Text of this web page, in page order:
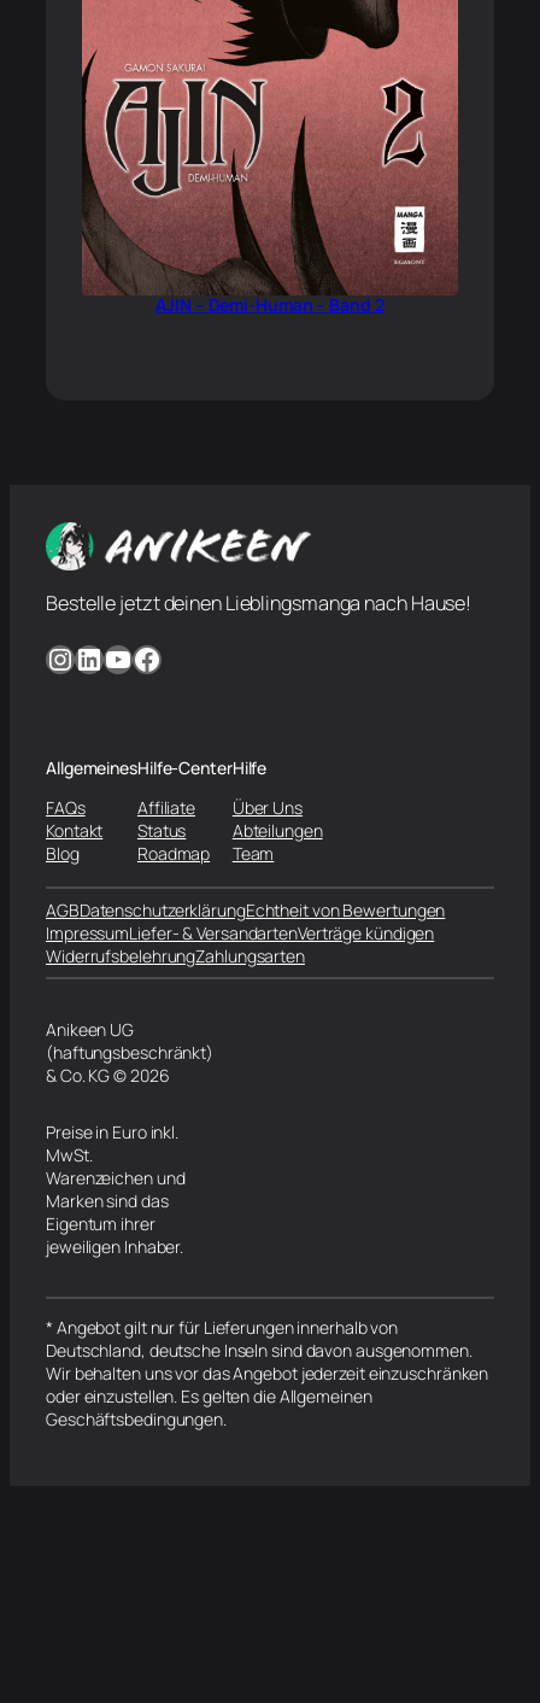
AJIN – Demi-Human – Band 2
Bestelle jetzt deinen Lieblingsmanga nach Hause!
InstagramLinkedIn YouTube Facebook
Allgemeines
FAQs
Kontakt
Blog
Hilfe-Center
Affiliate
Status
Roadmap
Hilfe
Über Uns
Abteilungen
Team
AGBDatenschutzerklärungEchtheit von Bewertungen
ImpressumLiefer- & VersandartenVerträge kündigen
WiderrufsbelehrungZahlungsarten
Anikeen UG
(haftungsbeschränkt)
& Co. KG © 2026
Preise in Euro inkl.
MwSt.
Warenzeichen und
Marken sind das
Eigentum ihrer
jeweiligen Inhaber.
* Angebot gilt nur für Lieferungen innerhalb von
Deutschland, deutsche Inseln sind davon ausgenommen.
Wir behalten uns vor das Angebot jederzeit einzuschränken
oder einzustellen. Es gelten die Allgemeinen
Geschäftsbedingungen.